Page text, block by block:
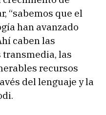
“sabemos que el
han avanzado
caben las
las
recursos
del lenguaje y la